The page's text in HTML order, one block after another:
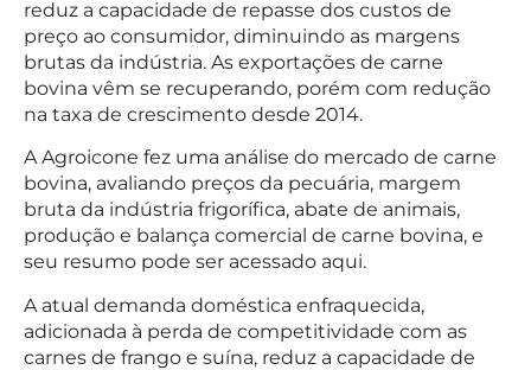
reduz a capacidade de repasse dos custos de
preço ao consumidor, diminuindo as margens
brutas da indústria. As exportações de carne
bovina vêm se recuperando, porém com redução
na taxa de crescimento desde 2014.
A Agroicone fez uma análise do mercado de carne
bovina, avaliando preços da pecuária, margem
bruta da indústria frigorífica, abate de animais,
produção e balança comercial de carne bovina, e
seu resumo pode ser acessado aqui.
A atual demanda doméstica enfraquecida,
adicionada à perda de competitividade com as
carnes de frango e suína, reduz a capacidade de